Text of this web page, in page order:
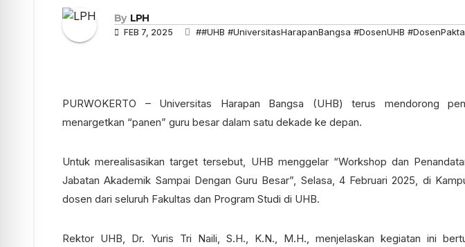
By LPH
FEB 7, 2025 ##UHB #UniversitasHarapanBangsa #DosenUHB
PURWOKERTO – Universitas Harapan Bangsa (UHB) terus mendorong
menargetkan “panen” guru besar dalam satu dekade ke depan.
Untuk merealisasikan target tersebut, UHB menggelar “Workshop dan
Jabatan Akademik Sampai Dengan Guru Besar”, Selasa, 4 Februari 2025, di
dosen dari seluruh Fakultas dan Program Studi di UHB.
Rektor UHB, Dr. Yuris Tri Naili, S.H., K.N., M.H., menjelaskan kegiatan ini